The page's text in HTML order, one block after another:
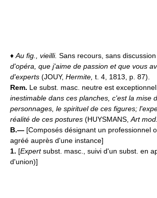
♦Au fig., vieilli. Sans recours, sans
d'opéra, que j'aime de passion et que vous
d'experts (JOUY, Hermite, t. 4, 1813, p. 87).
Rem. Le subst. masc. neutre est
inestimable dans ces planches, c'est la mise
personnages, le spirituel de ces figures;
réalité de ces postures (HUYSMANS,Art
B.— [Composés désignant un professionnel
agréé auprès d'une instance]
1. [Expertsubst. masc., suivi d'un subst. en
d'union)]